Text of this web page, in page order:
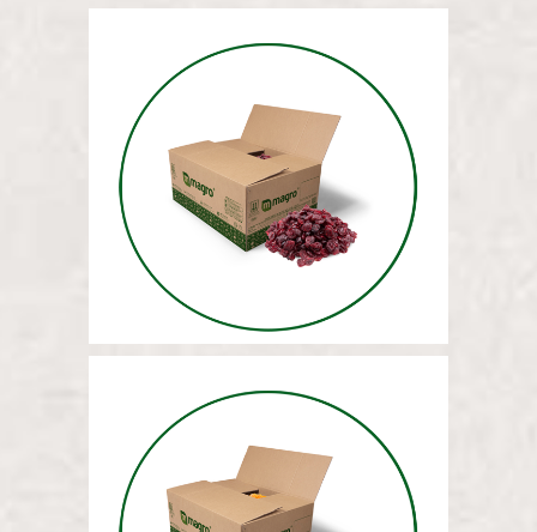
СУШЕНЫЕ ВИШНИ 12,5 КГ
МАССА СУШЕНЫХ
АБРИКОСОВ (РУБЛЕНЫХ)